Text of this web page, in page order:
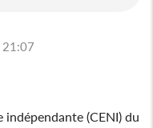
21:07
(CENI) du